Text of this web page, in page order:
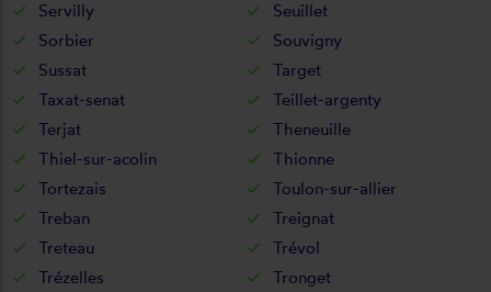
Servilly
Seuillet
Sorbier
Souvigny
Sussat
Target
Taxat-senat
Teillet-argenty
Terjat
Theneuille
Thiel-sur-acolin
Thionne
Tortezais
Toulon-sur-allier
Treban
Treignat
Treteau
Trévol
Trézelles
Tronget